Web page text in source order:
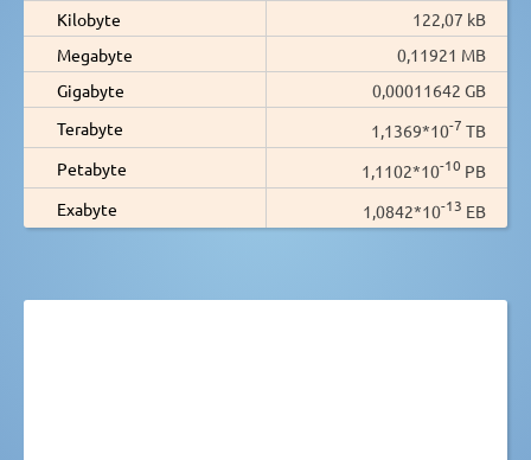
Kilobyte
122,07 kB
Megabyte
0,11921 MB
Gigabyte
0,00011642 GB
Terabyte
1,1369*10-7 TB
Petabyte
1,1102*10-10 PB
Exabyte
1,0842*10-13 EB